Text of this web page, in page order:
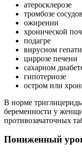
атеросклерозе
тромбозе
ожирении
хронической
подагре
вирусном
циррозе печени
сахарном
гипотериозе
остром или
В норме
беременности у
противозачаточных
Пониженный